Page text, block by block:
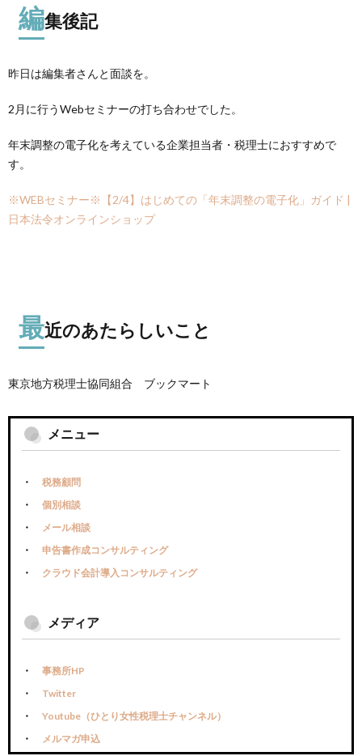
編集後記
昨日は編集者さんと面談を。
2月に行うWebセミナーの打ち合わせでした。
年末調整の電子化を考えている企業担当者・税理士におすすめで
す。
※WEBセミナー※【2/4】はじめての「年末調整の電子化」ガイド |
日本法令オンラインショップ
最近のあたらしいこと
東京地方税理士協同組合 ブックマート
メニュー
税務顧問
個別相談
メール相談
申告書作成コンサルティング
クラウド会計導入コンサルティング
メディア
事務所HP
Twitter
Youtube（ひとり女性税理士チャンネル）
メルマガ申込